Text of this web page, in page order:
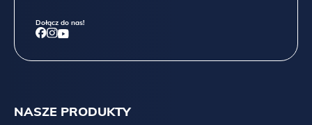
NASZE PRODUKTY
Dołącz do nas!